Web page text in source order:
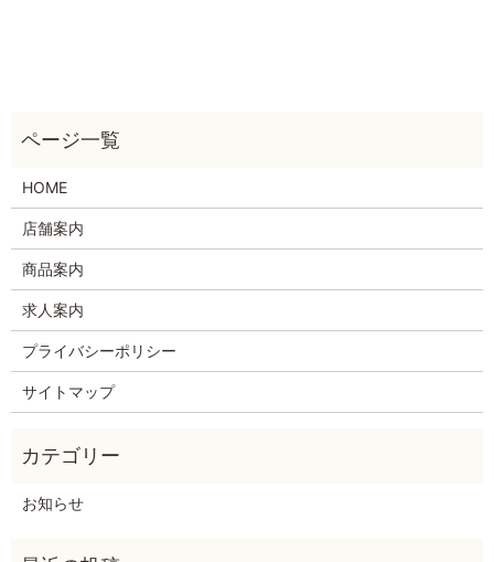
HOME
店舗案内
商品案内
求人案内
プライバシーポリシー
サイトマップ
お知らせ